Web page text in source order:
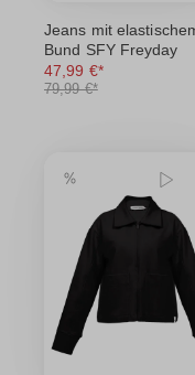
Jeans mit
Bund SFY Freyday
47,99 €*
79,99 €*